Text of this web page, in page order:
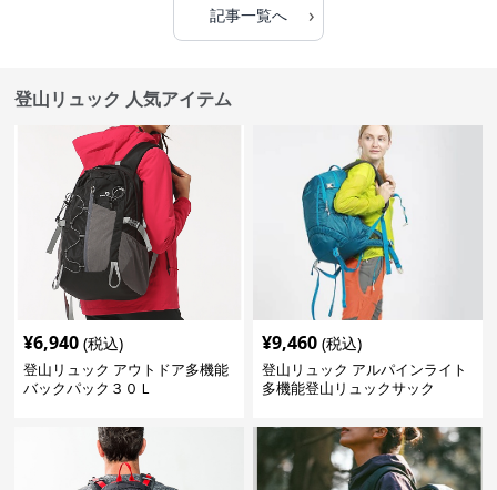
記事一覧へ ›
登山リュック 人気アイテム
¥6,940 (税込)
登山リュック アウトドア多機能
バックパック３０Ｌ
¥9,460 (税込)
登山リュック アルパインライト
多機能登山リュックサック